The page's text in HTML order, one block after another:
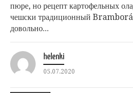
пюре, но рецепт картофельных
чешски традиционный
довольно...
helenki
05.07.2020